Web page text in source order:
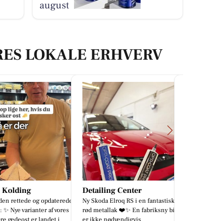
august
LOKALE ERHVERV
Center
Elroq RS i en fantastisk
❤️✨ En fabriksny bil
Den Hvide Hest Kolding
HESTEN FÅR BESØG AF GODE
VENNER Lørdag den 22. august
sker der noget helt særligt på Den